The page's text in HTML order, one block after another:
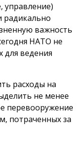
управление)
важность
НАТО не
для ведения
расходы на
не менее
перевооружение
потраченных за